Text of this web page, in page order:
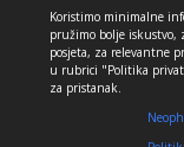
Koristimo minimalne
pružimo bolje iskustvo,
posjeta, za relevantne
u rubrici "Politika
za pristanak.